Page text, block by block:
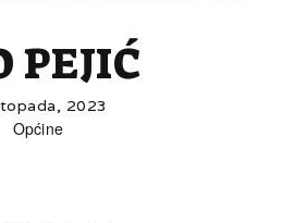
PEJIĆ
2023
Općine